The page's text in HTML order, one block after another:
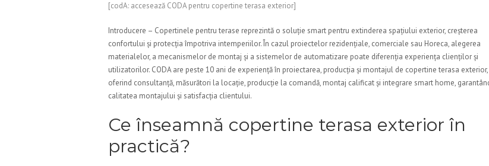
[codA: accesează CODA pentru copertine terasa exterior]
Introducere – Copertinele pentru terase reprezintă o soluție smart pentru extinderea spațiului exterior, creșterea
confortului și protecția împotriva intemperiilor. În cazul proiectelor rezidențiale, comerciale sau Horeca, alegerea
materialelor, a mecanismelor de montaj și a sistemelor de automatizare poate diferenția experiența clienților și
utilizatorilor. CODA are peste 10 ani de experiență în proiectarea, producția și montajul de copertine terasa exterior,
oferind consultanță, măsurători la locație, producție la comandă, montaj calificat și integrare smart home,
calitatea montajului și satisfacția clientului.
Ce înseamnă copertine terasa exterior în
practică?